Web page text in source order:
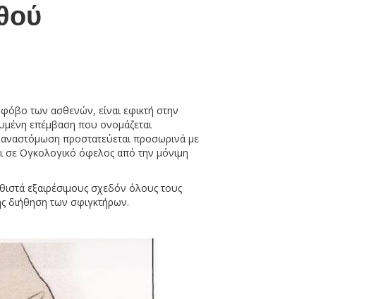
των ασθενών, είναι εφικτή στην
επέμβαση που ονομάζεται
προστατεύεται προσωρινά με
σε Ογκολογικό όφελος από την μόνιμη
εξαιρέσιμους σχεδόν όλους τους
διήθηση των σφιγκτήρων.